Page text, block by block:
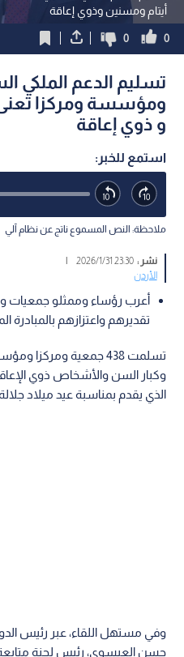
أيتام ومسنين وذوي إعاقة
0
0
ومؤسسة ومركزا تعنى
و ذوي إعاقة
استمع للخبر:
ملاحظة: النص المسموع ناتج عن نظام آلي
نشر :23:30 2026/1/31
|
الأردن
أعرب رؤساء وممثلو
تقديرهم واعتزازهم بالمبادرة
تسلمت 438 جمعية ومركزا
وكبار السن والأشخاص ذوي
الذي يقدم بمناسبة عيد ميلاد جلالة
وفي مستهل اللقاء، عبر رئيس
حسن العيسوي، رئيس لجنة متابعة